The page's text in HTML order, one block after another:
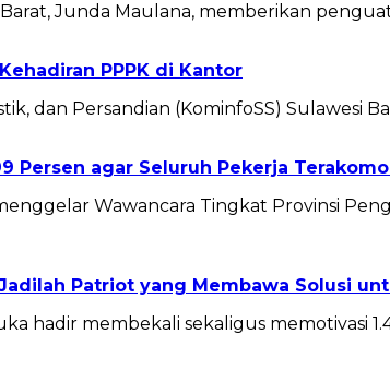
Junda Maulana, memberikan
PPPK di Kantor
dan Persandian (KominfoSS) Sulawesi
Persen agar Seluruh Pekerja
Wawancara Tingkat Provinsi
Patriot yang Membawa Solusi
hadir membekali sekaligus memotivasi